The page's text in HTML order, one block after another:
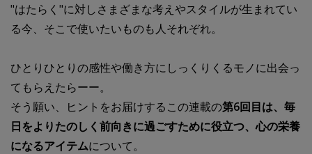
"はたらく"に対しさまざまな考えやスタイルが生まれてい
る今、そこで使いたいものも人それぞれ。
ひとりひとりの感性や働き方にしっくりくるモノに出会っ
てもらえたらーー。
そう願い、ヒントをお届けするこの連載の第6回目は、毎
日をよりたのしく前向きに過ごすために役立つ、心の栄養
になるアイテムについて。